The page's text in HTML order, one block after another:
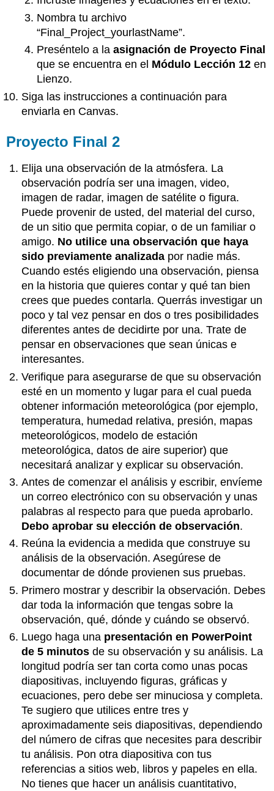
Nombra tu archivo
“Final_Project_yourlastName”.
Preséntelo a la asignación de Proyecto Final
que se encuentra en el Módulo Lección 12en
Lienzo.
Siga las instrucciones a continuación para
enviarla en Canvas.
Proyecto Final 2
Elija una observación de la atmósfera. La
observación podría ser una imagen, video,
imagen de radar, imagen de satélite o figura.
Puede provenir de usted, del material del curso,
de un sitio que permita copiar, o de un familiar o
amigo. No utilice una observación que haya
sido previamente analizada por nadie más.
Cuando estés eligiendo una observación, piensa
en la historia que quieres contar y qué tan bien
crees que puedes contarla. Querrás investigar un
poco y tal vez pensar en dos o tres posibilidades
diferentes antes de decidirte por una. Trate de
pensar en observaciones que sean únicas e
interesantes.
Verifique para asegurarse de que su observación
esté en un momento y lugar para el cual pueda
obtener información meteorológica (por ejemplo,
temperatura, humedad relativa, presión, mapas
meteorológicos, modelo de estación
meteorológica, datos de aire superior) que
necesitará analizar y explicar su observación.
Antes de comenzar el análisis y escribir, envíeme
un correo electrónico con su observación y unas
palabras al respecto para que pueda aprobarlo.
Debo aprobar su elección de observación.
Reúna la evidencia a medida que construye su
análisis de la observación. Asegúrese de
documentar de dónde provienen sus pruebas.
Primero mostrar y describir la observación. Debes
dar toda la información que tengas sobre la
observación, qué, dónde y cuándo se observó.
Luego haga una presentación en PowerPoint
de 5 minutos de su observación y su análisis. La
longitud podría ser tan corta como unas pocas
diapositivas, incluyendo figuras, gráficas y
ecuaciones, pero debe ser minuciosa y completa.
Te sugiero que utilices entre tres y
aproximadamente seis diapositivas, dependiendo
del número de cifras que necesites para describir
tu análisis. Pon otra diapositiva con tus
referencias a sitios web, libros y papeles en ella.
No tienes que hacer un análisis cuantitativo,